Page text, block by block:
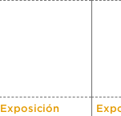
Exposición